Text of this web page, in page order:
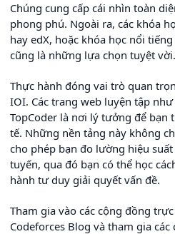
Chúng cung cấp cái nhìn toàn
phong phú. Ngoài ra, các khóa
hay edX, hoặc khóa học nổi
cũng là những lựa chọn tuyệt vời.
Thực hành đóng vai trò quan
IOI. Các trang web luyện tập như
TopCoder là nơi lý tưởng để bạn
tế. Những nền tảng này không
cho phép bạn đo lường hiệu
tuyến, qua đó bạn có thể học
hành tư duy giải quyết vấn đề.
Tham gia vào các cộng đồng
Codeforces Blog và tham gia